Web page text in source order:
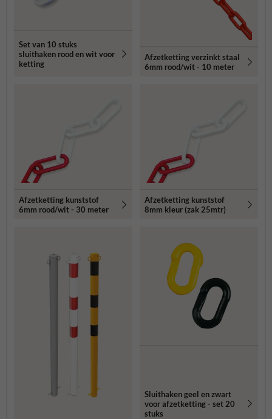
Set van 10 stuks
sluithaken rood en wit voor
ketting
Afzetketting verzinkt staal
6mm rood/wit - 10 meter
Afzetketting kunststof
6mm rood/wit - 30 meter
Afzetketting kunststof
8mm kleur (zak 25mtr)
Sluithaken geel en zwart
voor afzetketting - set 20
stuks